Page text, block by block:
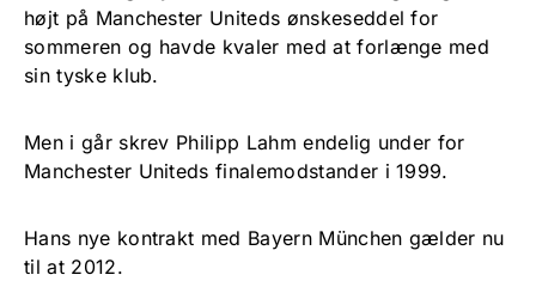
højt på Manchester Uniteds ønskeseddel for
sommeren og havde kvaler med at forlænge med
sin tyske klub.
Men i går skrev Philipp Lahm endelig under for
Manchester Uniteds finalemodstander i 1999.
Hans nye kontrakt med Bayern München gælder nu
til at 2012.